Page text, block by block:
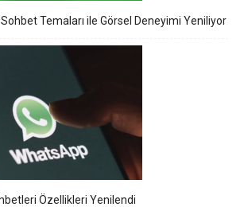
Temaları ile Görsel Deneyimi Yeniliyor
Özellikleri Yenilendi